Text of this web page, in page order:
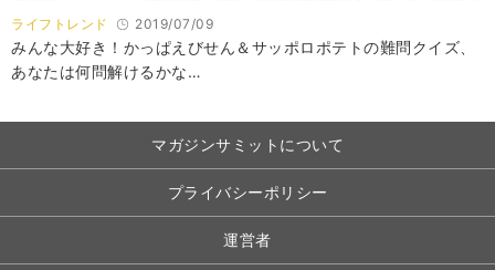
ライフトレンド 2019/07/09
みんな大好き！かっぱえびせん＆サッポロポテトの難問クイズ、
あなたは何問解けるかな…
マガジンサミットについて
プライバシーポリシー
運営者